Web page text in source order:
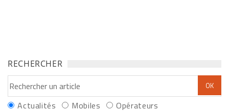
RECHERCHER
Actualités Mobiles Opérateurs